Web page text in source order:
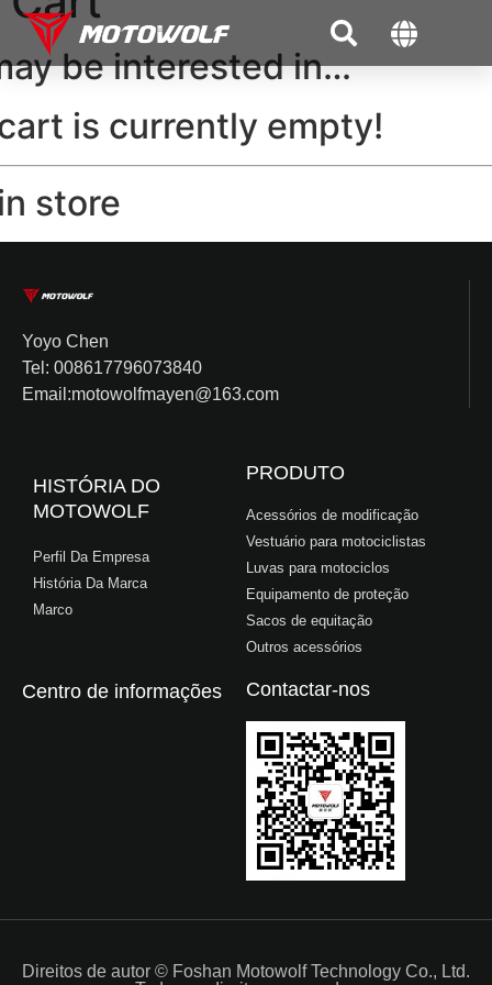
be interested in…
is currently empty!
store
Yoyo Chen
Tel: 008617796073840
Email:motowolfmayen@163.com
HISTÓRIA DO
MOTOWOLF
Perfil Da Empresa
História Da Marca
Marco
PRODUTO
Acessórios de modificação
Vestuário para motociclistas
Luvas para motociclos
Equipamento de proteção
Sacos de equitação
Outros acessórios
Centro de informações Contactar-nos
Direitos de autor © Foshan Motowolf Technology Co., Ltd.